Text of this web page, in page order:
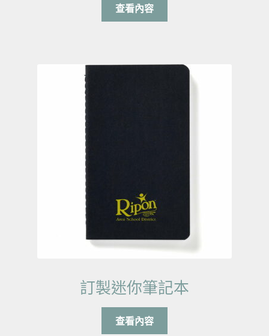
查看內容
訂製迷你筆記本
查看內容